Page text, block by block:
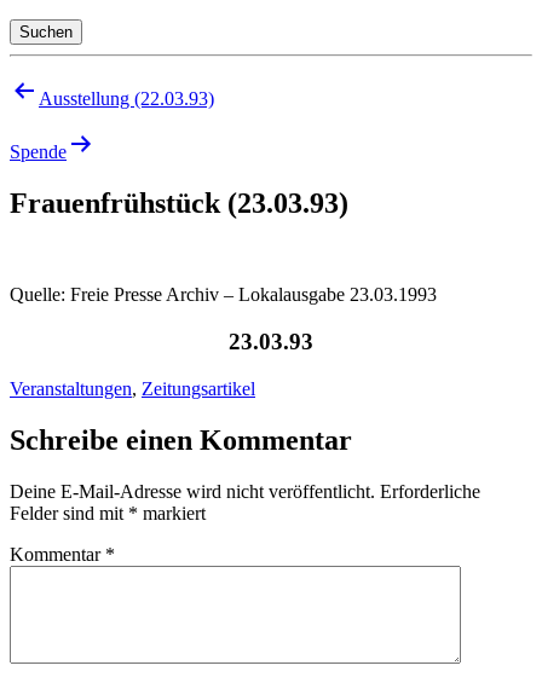
Suchen
Beitragsnavigation
Ausstellung (22.03.93)
Spende
Frauenfrühstück (23.03.93)
Quelle: Freie Presse Archiv – Lokalausgabe 23.03.1993
23.03.93
Veranstaltungen, Zeitungsartikel
Schreibe einen Kommentar
Deine E-Mail-Adresse wird nicht veröffentlicht. Erforderliche
Felder sind mit * markiert
Kommentar *